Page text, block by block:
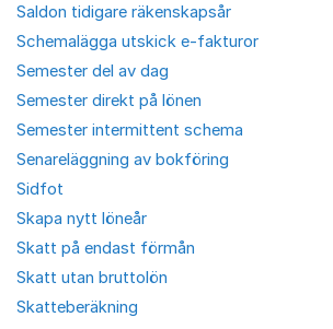
Saldon tidigare räkenskapsår
Schemalägga utskick e-fakturor
Semester del av dag
Semester direkt på lönen
Semester intermittent schema
Senareläggning av bokföring
Sidfot
Skapa nytt löneår
Skatt på endast förmån
Skatt utan bruttolön
Skatteberäkning